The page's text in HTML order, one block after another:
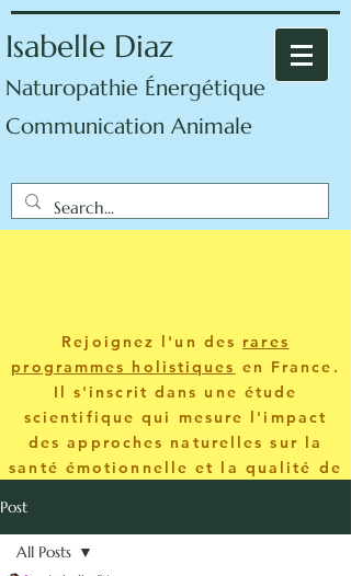
Isabelle Diaz
Naturopathie Énergétique
Communication Animale
Rejoignez l'un des rares
programmes holistiques en France.
Il s'inscrit dans une étude
scientifique qui mesure l'impact
des approches naturelles sur la
santé émotionnelle et la qualité de
Isabelle Diaz -
Post
All Posts